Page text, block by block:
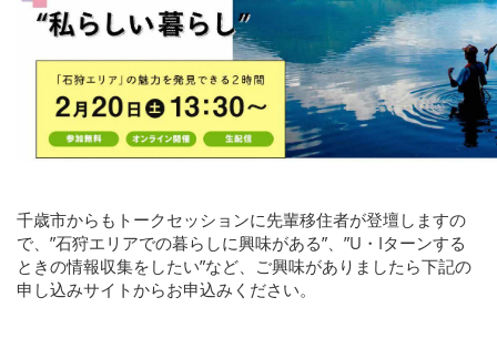
千歳市からもトークセッションに先輩移住者が登壇しますの
で、”石狩エリアでの暮らしに興味がある”、”U・Iターンする
ときの情報収集をしたい”など、ご興味がありましたら下記の
申し込みサイトからお申込みください。